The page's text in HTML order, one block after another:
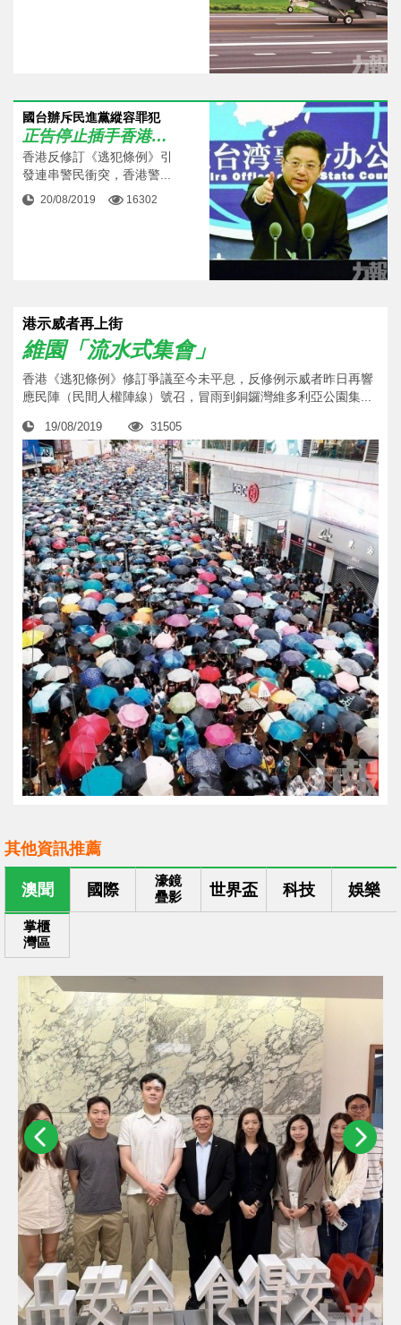
國台辦斥民進黨縱容罪犯
正告停止插手香港事務
香港反修訂《逃犯條例》引
發連串警民衝突，香港警...
20/08/2019 16302
港示威者再上街
維園「流水式集會」
香港《逃犯條例》修訂爭議至今未平息，反修例示威者昨日再響
應民陣（民間人權陣線）號召，冒雨到銅鑼灣維多利亞公園集...
19/08/2019 31505
其他資訊推薦
澳聞 國際
濠鏡
疊影
世界盃 科技 娛樂
掌櫃
灣區